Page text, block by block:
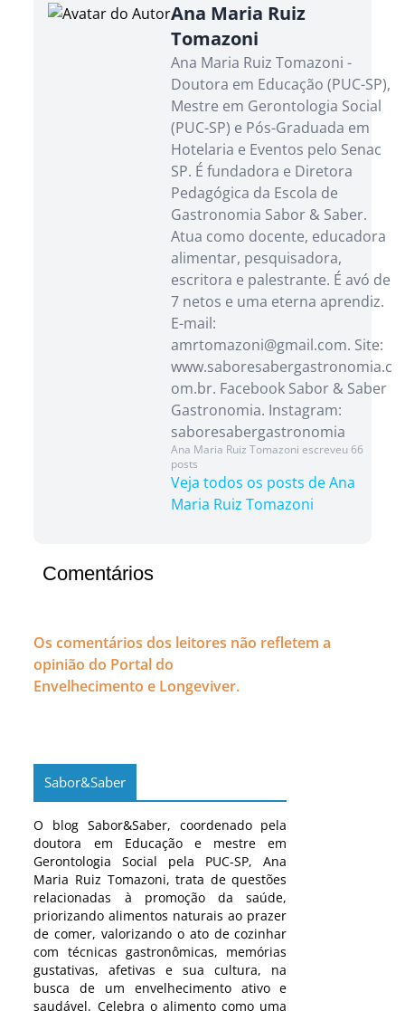
Ana Maria Ruiz
Tomazoni
Ana Maria Ruiz Tomazoni -
Doutora em Educação (PUC-SP),
Mestre em Gerontologia Social
(PUC-SP) e Pós-Graduada em
Hotelaria e Eventos pelo Senac
SP. É fundadora e Diretora
Pedagógica da Escola de
Gastronomia Sabor & Saber.
Atua como docente, educadora
alimentar, pesquisadora,
escritora e palestrante. É avó de
7 netos e uma eterna aprendiz.
E-mail:
amrtomazoni@gmail.com. Site:
www.saboresabergastronomia.c
om.br. Facebook Sabor & Saber
Gastronomia. Instagram:
saboresabergastronomia
Ana Maria Ruiz Tomazoni escreveu 66
posts
Veja todos os posts de Ana
Maria Ruiz Tomazoni
Comentários
Os comentários dos leitores não refletem a
opinião do Portal do
Envelhecimento e Longeviver.
Sabor&Saber
O blog Sabor&Saber, coordenado pela
doutora em Educação e mestre em
Gerontologia Social pela PUC-SP, Ana
Maria Ruiz Tomazoni, trata de questões
relacionadas à promoção da saúde,
priorizando alimentos naturais ao prazer
de comer, valorizando o ato de cozinhar
com técnicas gastronômicas, memórias
gustativas, afetivas e sua cultura, na
busca de um envelhecimento ativo e
saudável. Celebra o alimento como uma